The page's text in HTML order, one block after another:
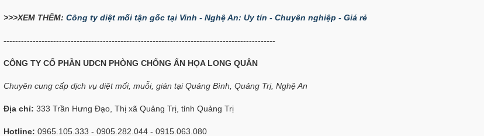
>>>XEM THÊM: Công ty diệt mối tận gốc tại Vinh - Nghệ An: Uy tín - Chuyên nghiệp - Giá rẻ
---------------------------------------------------------------------------------------------
CÔNG TY CỔ PHẦN UDCN PHÒNG CHỐNG ẨN HỌA LONG QUÂN
Chuyên cung cấp dịch vụ diệt mối, muỗi, gián tại Quảng Bình, Quảng Trị, Nghệ An
Địa chỉ: 333 Trần Hưng Đạo, Thị xã Quảng Trị, tỉnh Quảng Trị
Hotline: 0965.105.333 - 0905.282.044 - 0915.063.080